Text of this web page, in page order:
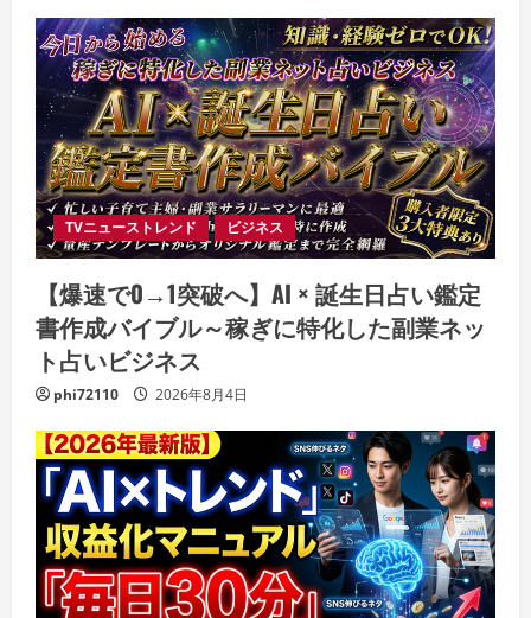
TVニューストレンド ビジネス
【爆速で0→1突破へ】AI × 誕生日占い鑑定
書作成バイブル～稼ぎに特化した副業ネッ
ト占いビジネス
phi72110 2026年8月4日